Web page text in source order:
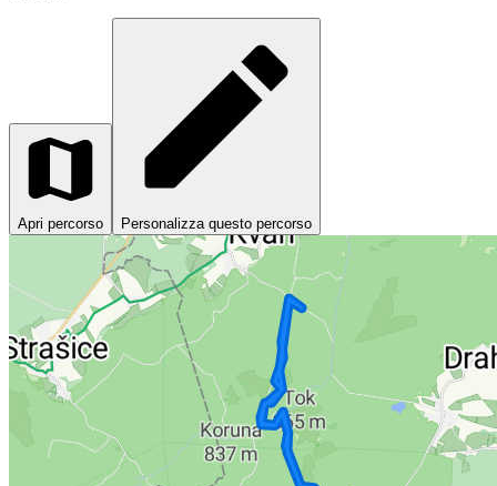
Apri percorso Personalizza questo percorso